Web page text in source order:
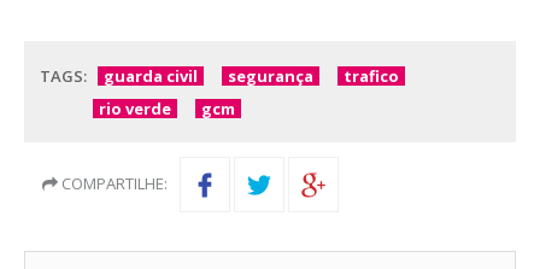
TAGS: guarda civil segurança
trafico
rio verde
gcm
COMPARTILHE: